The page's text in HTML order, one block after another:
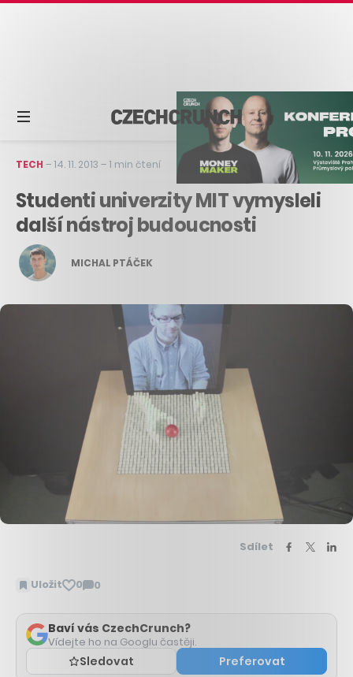
TECH –14. 11. 2013 –1 min čtení
Studenti univerzity MIT vymysleli
další nástroj budoucnosti
MICHAL PTÁČEK
Sdílet
Uložit 0 0
Zobrazit
Baví vás CzechCrunch?
Vídejte ho na Googlu častěji.
Sledovat Preferovat